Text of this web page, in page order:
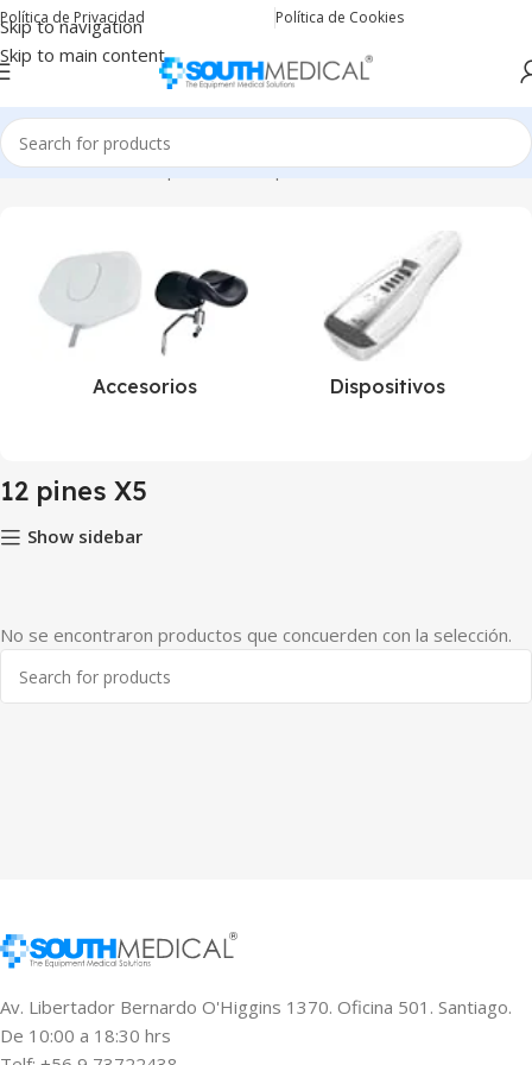
Skip to navigation
Skip to main content
Política de Privacidad Política de Cookies
Inicio Productos etiquetados “12 pines X5”
Accesorios Dispositivos
12 pines X5
Show sidebar
No se encontraron productos que concuerden con la selección.
Av. Libertador Bernardo O'Higgins 1370. Oficina 501. Santiago.
De 10:00 a 18:30 hrs